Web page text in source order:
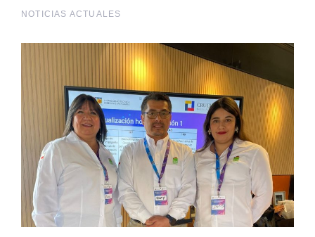
NOTICIAS ACTUALES